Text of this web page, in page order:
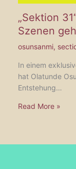
„Sektion
Szenen
osunsanmi,
In einem
hat Olatunde
Entstehung…
Read More »